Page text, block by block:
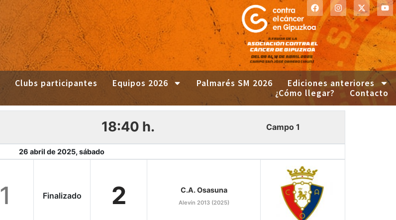
Clubs participantes Equipos 2026 Palmarés SM 2026
Ediciones anteriores
¿Cómo llegar?
Contacto
18:40 h. Campo 1
26 abril de 2025, sábado
1 Finalizado 2 C.A. Osasuna
Alevín 2013 (2025)